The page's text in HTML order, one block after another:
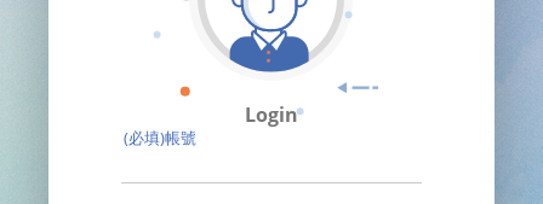
Login
(必填)帳號